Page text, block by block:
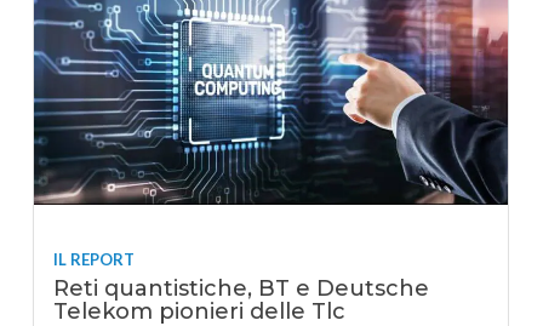
IL REPORT
Reti quantistiche, BT e Deutsche
Telekom pionieri delle Tlc